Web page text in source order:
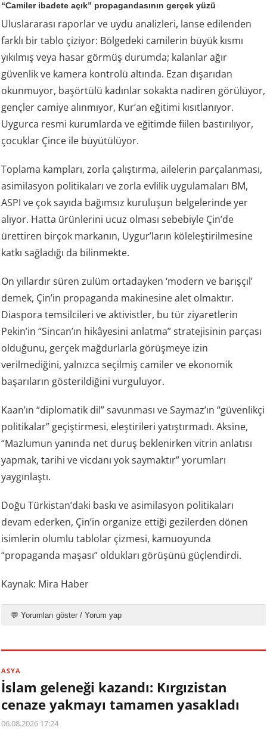
“Camiler ibadete açık” propagandasının gerçek yüzü
Uluslararası raporlar ve uydu analizleri, lanse edilenden
farklı bir tablo çiziyor: Bölgedeki camilerin büyük kısmı
yıkılmış veya hasar görmüş durumda; kalanlar ağır
güvenlik ve kamera kontrolü altında. Ezan dışarıdan
okunmuyor, başörtülü kadınlar sokakta nadiren görülüyor,
gençler camiye alınmıyor, Kur’an eğitimi kısıtlanıyor.
Uygurca resmi kurumlarda ve eğitimde fiilen bastırılıyor,
çocuklar Çince ile büyütülüyor.
Toplama kampları, zorla çalıştırma, ailelerin parçalanması,
asimilasyon politikaları ve zorla evlilik uygulamaları BM,
ASPI ve çok sayıda bağımsız kuruluşun belgelerinde yer
alıyor. Hatta ürünlerini ucuz olması sebebiyle Çin’de
ürettiren birçok markanın, Uygur’ların köleleştirilmesine
katkı sağladığı da bilinmekte.
On yıllardır süren zulüm ortadayken ‘modern ve barışçıl’
demek, Çin’in propaganda makinesine alet olmaktır.
Diaspora temsilcileri ve aktivistler, bu tür ziyaretlerin
Pekin’in “Sincan’ın hikâyesini anlatma” stratejisinin parçası
olduğunu, gerçek mağdurlarla görüşmeye izin
verilmediğini, yalnızca seçilmiş camiler ve ekonomik
başarıların gösterildiğini vurguluyor.
Kaan’ın “diplomatik dil” savunması ve Saymaz’ın “güvenlikçi
politikalar” geçiştirmesi, eleştirileri yatıştırmadı. Aksine,
“Mazlumun yanında net duruş beklenirken vitrin anlatısı
yapmak, tarihi ve vicdanı yok saymaktır” yorumları
yaygınlaştı.
Doğu Türkistan’daki baskı ve asimilasyon politikaları
devam ederken, Çin’in organize ettiği gezilerden dönen
isimlerin olumlu tablolar çizmesi, kamuoyunda
“propaganda maşası” oldukları görüşünü güçlendirdi.
Kaynak: Mira Haber
💬 Yorumları göster / Yorum yap
ASYA
İslam geleneği kazandı: Kırgızistan
cenaze yakmayı tamamen yasakladı
06.08.2026 17:24